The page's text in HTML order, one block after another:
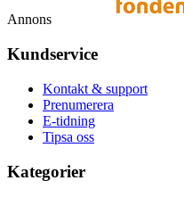
Annons
Kundservice
Kontakt & support
Prenumerera
E-tidning
Tipsa oss
Kategorier